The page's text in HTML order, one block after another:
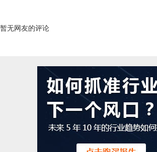
暂无网友的评论